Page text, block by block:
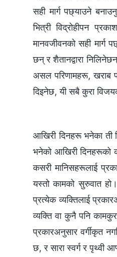
सही मार्ग पछ्याउने
भित्री विद्रोहीपन
मानवजीवनको सही
छन् र शैतानद्वारा
असल परिणामहरू, खराब
दिइनेछ, यी सबै कुरा
आखिरी दिनहरू भनेका ती
भनेको आखिरी दिनहरूको
कसरी मानिसहरूलाई
यस्तो कामको सुरुवात
प्रत्येक व्यक्तिलाई
व्यक्ति वा कुनै पनि
प्रकारअनुसार वर्गीकृत
छ, र सारा स्वर्ग र पृथ्वी